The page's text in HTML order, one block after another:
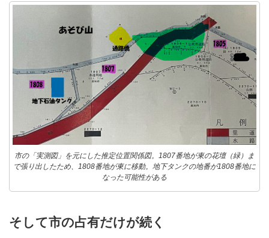
市の「実測図」を元にした推定位置関係図。1807番地が東の花壇（緑）ま
で張り出したため、1808番地が東に移動。地下タンクの地番が1808番地に
なった可能性がある
そして市の占有だけが続く